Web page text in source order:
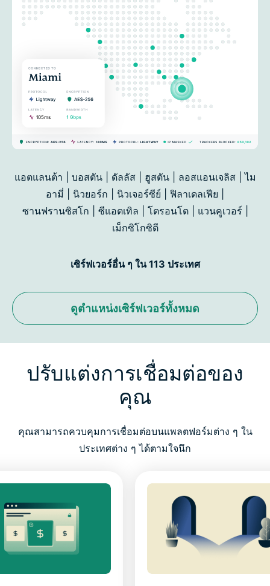
แอตแลนต้า | บอสตัน | ดัลลัส | ฮูสตัน | ลอสแอนเจลิส | ไม
อามี่ | นิวยอร์ก | นิวเจอร์ซีย์ | ฟิลาเดลเฟีย |
ซานฟรานซิสโก | ซีแอตเทิล | โตรอนโต | แวนคูเวอร์ |
เม็กซิโกซิตี
เซิร์ฟเวอร์อื่น ๆ ใน 113 ประเทศ
ดูตำแหน่งเซิร์ฟเวอร์ทั้งหมด
ปรับแต่งการเชื่อมต่อของ
คุณ
คุณสามารถควบคุมการเชื่อมต่อบนแพลตฟอร์มต่าง ๆ ใน
ประเทศต่าง ๆ ได้ตามใจนึก